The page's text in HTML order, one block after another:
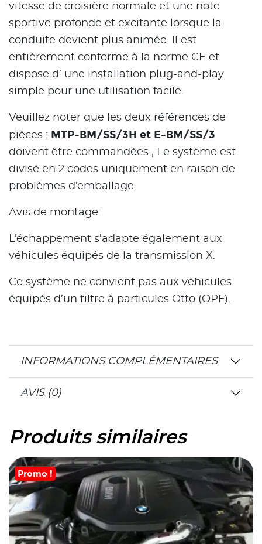
vitesse de croisière normale et une note
sportive profonde et excitante lorsque la
conduite devient plus animée. Il est
entièrement conforme à la norme CE et
dispose d’ une installation plug-and-play
simple pour une utilisation facile.
Veuillez noter que les deux références de
pièces : MTP-BM/SS/3H et E-BM/SS/3
doivent être commandées , Le système est
divisé en 2 codes uniquement en raison de
problèmes d’emballage
Avis de montage :
L’échappement s’adapte également aux
véhicules équipés de la transmission X.
Ce système ne convient pas aux véhicules
équipés d’un filtre à particules Otto (OPF).
INFORMATIONS COMPLÉMENTAIRES
AVIS (0)
Produits similaires
Promo !